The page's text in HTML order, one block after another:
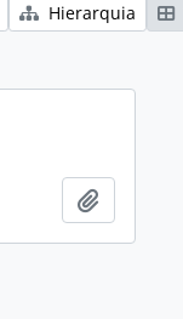
Hierarquia